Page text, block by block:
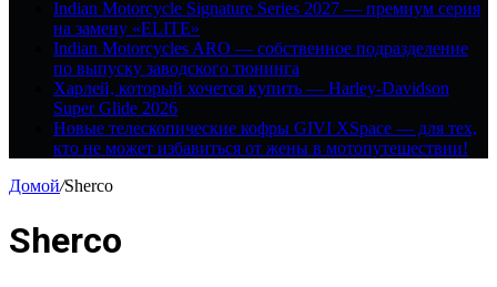
Indian Motorcycle Signature Series 2027 — премиум серия
на замену «ELITE»
Indian Motorcycles ARO — собственное подразделение
по выпуску заводского тюнинга
Харлей, который хочется купить — Harley-Davidson
Super Glide 2026
Новые телескопические кофры GIVI XSpace — для тех,
кто не может избавиться от жены в мотопутешествии!
Домой/Sherco
Sherco